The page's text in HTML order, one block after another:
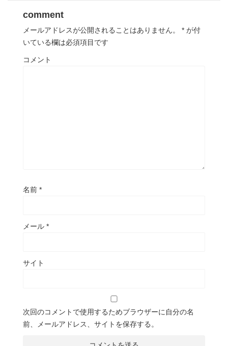
comment
メールアドレスが公開されることはありません。 * が付
いている欄は必須項目です
コメント
名前 *
メール *
サイト
次回のコメントで使用するためブラウザーに自分の名
前、メールアドレス、サイトを保存する。